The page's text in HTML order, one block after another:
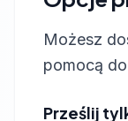
Możesz
pomocą
Prześlij